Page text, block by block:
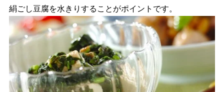
絹ごし豆腐を水きりすることがポイントです。